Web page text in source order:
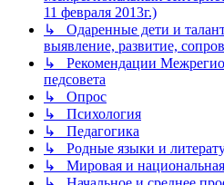
11 февраля 2013г.)
↳ Одаренные дети и
выявление, развитие,
↳ Рекомендации
педсовета
↳ Опрос
↳ Психология
↳ Педагогика
↳ Родные языки и
↳ Мировая и национальная